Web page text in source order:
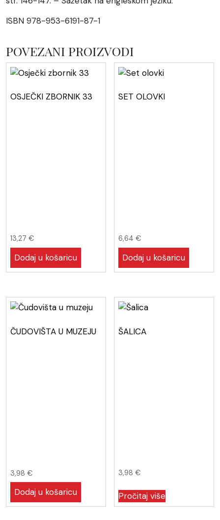
ISBN 978-953-6191-87-1
POVEZANI PROIZVODI
OSJEČKI ZBORNIK 33
13,27 €
Dodaj u košaricu
SET OLOVKI
6,64€
Dodaj u košaricu
ČUDOVIŠTA U MUZEJU
3,98 €
Dodaj u košaricu
ŠALICA
3,98€
Pročitaj više